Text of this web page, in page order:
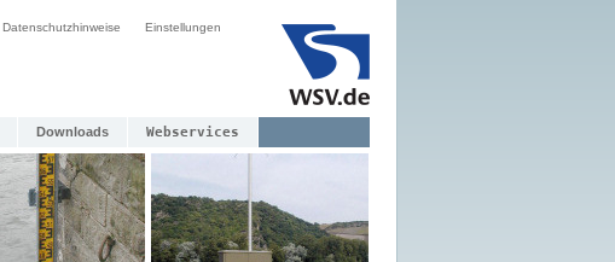
Datenschutzhinweise Einstellungen
Downloads Webservices